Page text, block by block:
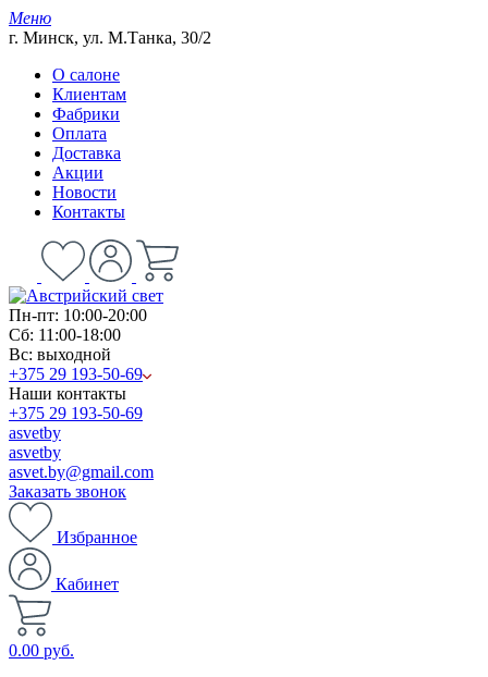
Меню
г. Минск, ул. М.Танка, 30/2
О салоне
Клиентам
Фабрики
Оплата
Доставка
Акции
Новости
Контакты
Пн-пт: 10:00-20:00
Сб: 11:00-18:00
Вс: выходной
+375 29 193-50-69
Наши контакты
+375 29 193-50-69
asvetby
asvetby
asvet.by@gmail.com
Заказать звонок
Избранное
Кабинет
0.00 руб.